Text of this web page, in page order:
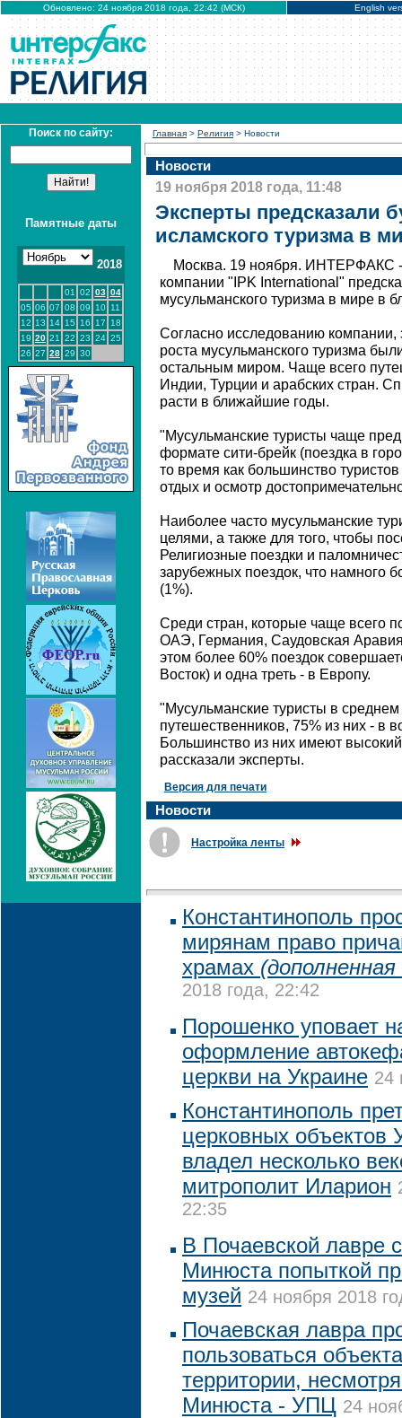
Обновлено: 24 ноября 2018 года, 22:42 (МСК) English
Поиск по сайту:
Памятные даты
2018
01 02 03 04
05 06 07 08 09 10
11
12 13 14 15 16 17
18
19 20 21 22 23 24 25
26 27 28 29 30
Главная > Религия > Новости
Новости
19 ноября 2018 года, 11:48
Эксперты предсказали
исламского туризма в
Москва. 19 ноября. ИНТЕРФАКС -
компании "IPK International"
мусульманского туризма в мире в
Согласно исследованию компании,
роста мусульманского туризма
остальным миром. Чаще всего
Индии, Турции и арабских стран.
расти в ближайшие годы.
"Мусульманские туристы чаще
формате сити-брейк (поездка в
то время как большинство
отдых и осмотр
Наиболее часто мусульманские
целями, а также для того, чтобы
Религиозные поездки и
зарубежных поездок, что намного
(1%).
Среди стран, которые чаще всего
ОАЭ, Германия, Саудовская
этом более 60% поездок
Восток) и одна треть - в Европу.
"Мусульманские туристы в
путешественников, 75% из них - в
Большинство из них имеют
рассказали эксперты.
Версия для печати
Новости
Настройка ленты
Константинополь
мирянам право
храмах (дополненная
2018 года, 22:42
Порошенко уповает
оформление
церкви на Украине 24
Константинополь
церковных объектов
владел несколько
митрополит Иларион
22:35
В Почаевской лавре
Минюста попыткой
музей 24 ноября 2018
Почаевская лавра
пользоваться
территории,
Минюста - УПЦ 24